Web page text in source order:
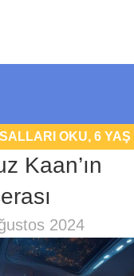
OKU, 6 YAŞ
MASALLARI OKU
MASALLARI
Kaan’ın
2024